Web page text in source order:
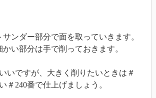
ンダー部分で面を取っていきます。
い部分は手で削っておきます。
いですが、大きく削りたいときは＃
＃240番で仕上げましょう。